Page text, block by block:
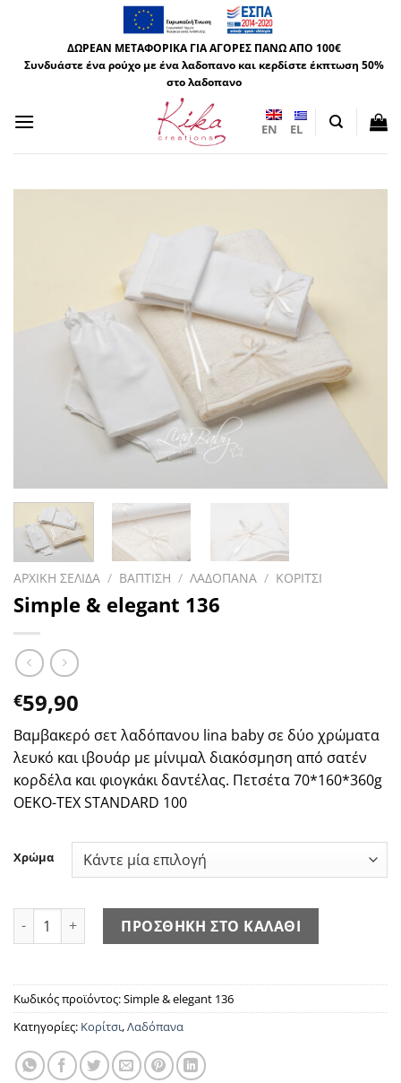
περιεχόμενοΔΩΡΕΑΝ ΜΕΤΑΦΟΡΙΚΑ ΓΙΑ ΑΓΟΡΕΣ ΠΑΝΩ ΑΠΟ 100€
Συνδυάστε ένα ρούχο με ένα λαδοπανο και κερδίστε έκπτωση 50%
στο λαδοπανο
EN EL
ΑΡΧΙΚΗ ΣΕΛΙΔΑ / ΒΑΠΤΙΣΗ / ΛΑΔΟΠΑΝΑ / ΚΟΡΙΤΣΙ
Simple & elegant 136
€59,90
Βαμβακερό σετ λαδόπανου lina baby σε δύο χρώματα
λευκό και ιβουάρ με μίνιμαλ διακόσμηση από σατέν
κορδέλα και φιογκάκι δαντέλας. Πετσέτα 70*160*360g
OEKO-TEX STANDARD 100
Χρώμα
Simple & elegant 136 ποσότηταΠΡΟΣΘΗΚΗ ΣΤΟ ΚΑΛΑΘΙ
Κωδικός προϊόντος:Simple & elegant 136
Κατηγορίες: Κορίτσι,Λαδόπανα